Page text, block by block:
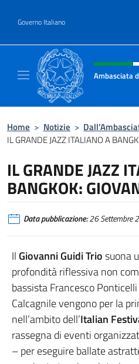
Governo Italiano
Intestazione sito,
Ambasciata
Home > Notizie >
IL GRANDE JAZZ ITALIANO A
IL GRANDE JAZZ
BANGKOK:
Data pubblicazione:26 Settembre
Il Giovanni Guidi Triosuona
profondità riflessiva non
bassista Francesco
Calcagnile vengono per la
nell’ambito dell’Italian
rassegna di eventi
– per eseguire ballate